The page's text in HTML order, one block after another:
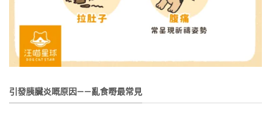
引發胰臟炎嘅原因——亂食嘢最常見